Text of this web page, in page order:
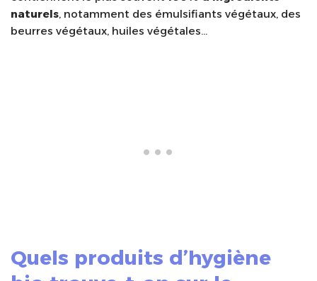
naturels, notamment des émulsifiants végétaux, des
beurres végétaux, huiles végétales…
Quels produits d’hygiène